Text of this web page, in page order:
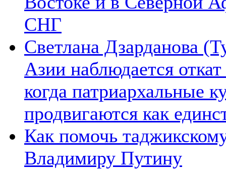
СНГ
Светлана Дзарданова
Азии наблюдается
когда патриархальные
продвигаются как
Как помочь
Владимиру Путину